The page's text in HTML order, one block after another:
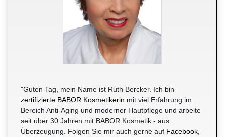
"Guten Tag, mein Name ist Ruth Bercker. Ich bin
zertifizierte BABOR Kosmetikerin mit viel Erfahrung im
Bereich Anti-Aging und moderner Hautpflege und arbeite
seit über 30 Jahren mit BABOR Kosmetik - aus
Überzeugung. Folgen Sie mir auch gerne auf Facebook